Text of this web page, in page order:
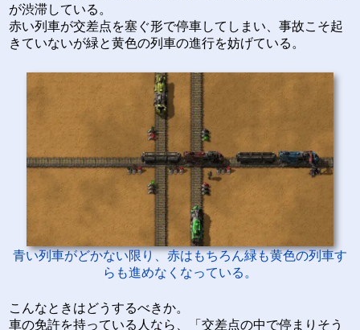
が渋滞している。
赤い列車が交差点を塞ぐ形で停車してしまい、事故こそ起
きていないが緑と黄色の列車の進行を妨げている。
青い列車がどかない限り、赤はもちろん緑も黄色の列車す
らも進めなくなっている。
こんなときはどうするべきか。
車の免許を持っている人なら、「交差点の中で停まりそう